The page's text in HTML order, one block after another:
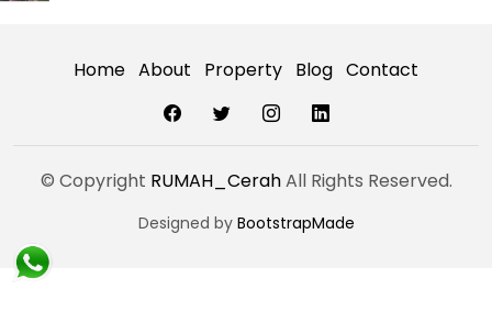
Home About Property Blog Contact
© Copyright RUMAH_CerahAll Rights Reserved.
Designed by BootstrapMade